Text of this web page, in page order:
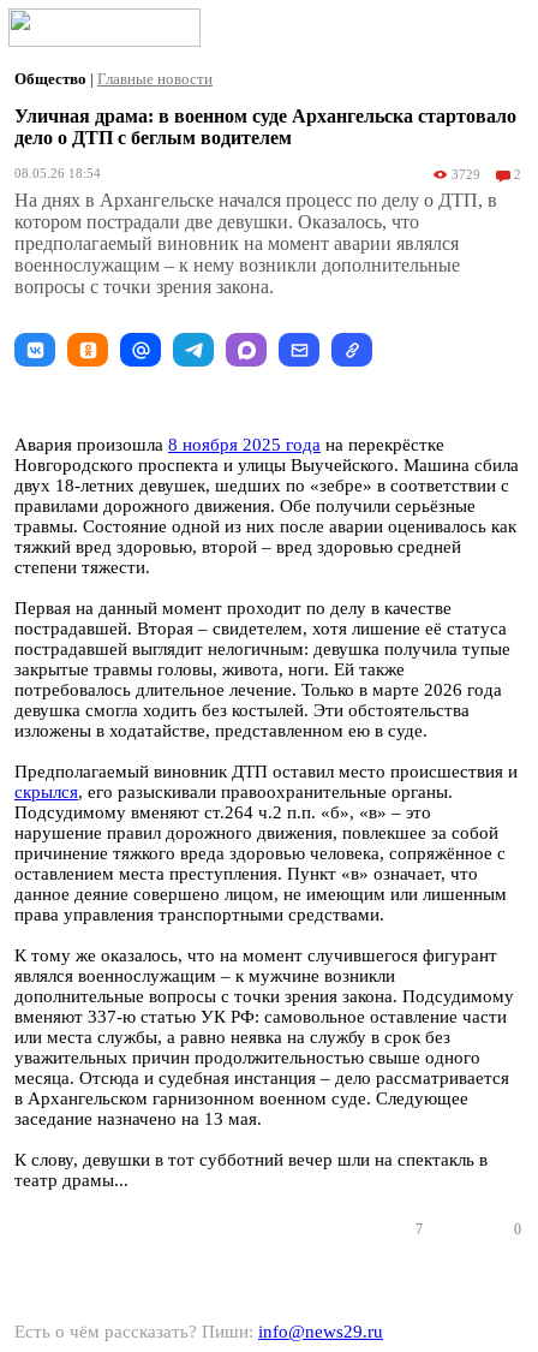
Общество | Главные новости
Уличная драма: в военном суде Архангельска стартовало
дело о ДТП с беглым водителем
08.05.26 18:54 3729 2
На днях в Архангельске начался процесс по делу о ДТП, в
котором пострадали две девушки. Оказалось, что
предполагаемый виновник на момент аварии являлся
военнослужащим – к нему возникли дополнительные
вопросы с точки зрения закона.
Авария произошла 8 ноября 2025 года на перекрёстке
Новгородского проспекта и улицы Выучейского. Машина сбила
двух 18-летних девушек, шедших по «зебре» в соответствии с
правилами дорожного движения. Обе получили серьёзные
травмы. Состояние одной из них после аварии оценивалось как
тяжкий вред здоровью, второй – вред здоровью средней
степени тяжести.
Первая на данный момент проходит по делу в качестве
пострадавшей. Вторая – свидетелем, хотя лишение её статуса
пострадавшей выглядит нелогичным: девушка получила тупые
закрытые травмы головы, живота, ноги. Ей также
потребовалось длительное лечение. Только в марте 2026 года
девушка смогла ходить без костылей. Эти обстоятельства
изложены в ходатайстве, представленном ею в суде.
Предполагаемый виновник ДТП оставил место происшествия и
скрылся, его разыскивали правоохранительные органы.
Подсудимому вменяют ст.264 ч.2 п.п. «б», «в» – это
нарушение правил дорожного движения, повлекшее за собой
причинение тяжкого вреда здоровью человека, сопряжённое с
оставлением места преступления. Пункт «в» означает, что
данное деяние совершено лицом, не имеющим или лишенным
права управления транспортными средствами.
К тому же оказалось, что на момент случившегося фигурант
являлся военнослужащим – к мужчине возникли
дополнительные вопросы с точки зрения закона. Подсудимому
вменяют 337-ю статью УК РФ: самовольное оставление части
или места службы, а равно неявка на службу в срок без
уважительных причин продолжительностью свыше одного
месяца. Отсюда и судебная инстанция – дело рассматривается
в Архангельском гарнизонном военном суде. Следующее
заседание назначено на 13 мая.
К слову, девушки в тот субботний вечер шли на спектакль в
театр драмы...
7 0
Есть о чём рассказать? Пиши: info@news29.ru